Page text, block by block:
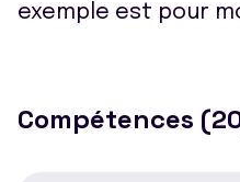
exemple est pour
Compétences